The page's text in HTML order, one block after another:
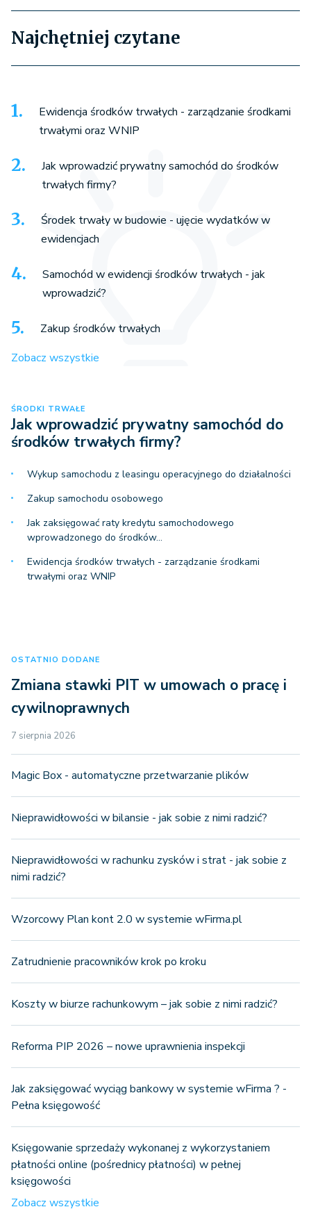
Najchętniej czytane
Ewidencja środków trwałych - zarządzanie środkami
trwałymi oraz WNIP
Jak wprowadzić prywatny samochód do środków
trwałych firmy?
Środek trwały w budowie - ujęcie wydatków w
ewidencjach
Samochód w ewidencji środków trwałych - jak
wprowadzić?
Zakup środków trwałych
Zobacz wszystkie
ŚRODKI TRWAŁE
Jak wprowadzić prywatny samochód do
środków trwałych firmy?
Wykup samochodu z leasingu operacyjnego do działalności
Zakup samochodu osobowego
Jak zaksięgować raty kredytu samochodowego
wprowadzonego do środków…
Ewidencja środków trwałych - zarządzanie środkami
trwałymi oraz WNIP
OSTATNIO DODANE
Zmiana stawki PIT w umowach o pracę i
cywilnoprawnych
7 sierpnia 2026
Magic Box - automatyczne przetwarzanie plików
Nieprawidłowości w bilansie - jak sobie z nimi radzić?
Nieprawidłowości w rachunku zysków i strat - jak sobie z
nimi radzić?
Wzorcowy Plan kont 2.0 w systemie wFirma.pl
Zatrudnienie pracowników krok po kroku
Koszty w biurze rachunkowym – jak sobie z nimi radzić?
Reforma PIP 2026 – nowe uprawnienia inspekcji
Jak zaksięgować wyciąg bankowy w systemie wFirma ? -
Pełna księgowość
Księgowanie sprzedaży wykonanej z wykorzystaniem
płatności online (pośrednicy płatności) w pełnej
księgowości
Zobacz wszystkie